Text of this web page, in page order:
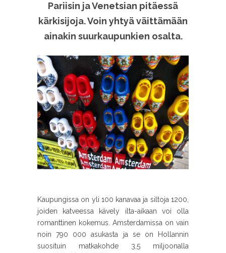
Pariisin ja Venetsian pitäessä
kärkisijoja. Voin yhtyä väittämään
ainakin suurkaupunkien osalta.
Kaupungissa on yli 100 kanavaa ja siltoja 1200,
joiden katveessa kävely ilta-aikaan voi olla
romanttinen kokemus. Amsterdamissa on vain
noin 790 000 asukasta ja se on Hollannin
suosituin matkakohde 3,5 miljoonalla